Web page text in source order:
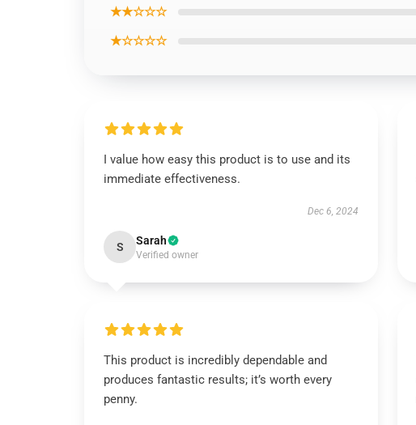
★★☆☆☆
★☆☆☆☆
I value how easy this product is to use and its
immediate effectiveness.
Dec 6, 2024
S Sarah
Verified owner
This product is incredibly dependable and
produces fantastic results; it’s worth every
penny.